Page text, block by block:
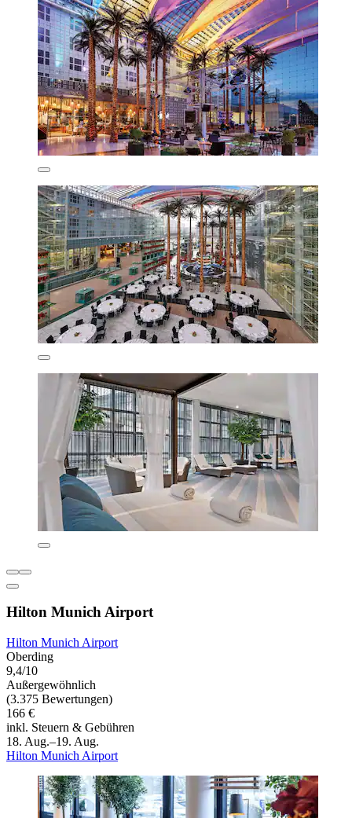
Hilton Munich Airport
Hilton Munich Airport
Oberding
9,4/10
Außergewöhnlich
(3.375 Bewertungen)
166 €
inkl. Steuern & Gebühren
18. Aug.–19. Aug.
Hilton Munich Airport